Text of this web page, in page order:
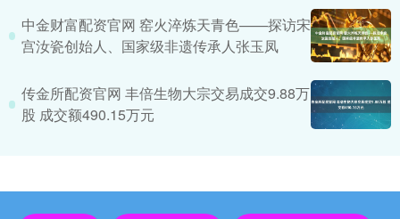
中金财富配资官网 窑火淬炼天青色——探访宋
宫汝瓷创始人、国家级非遗传承人张玉凤
传金所配资官网 丰倍生物大宗交易成交9.88万
股 成交额490.15万元